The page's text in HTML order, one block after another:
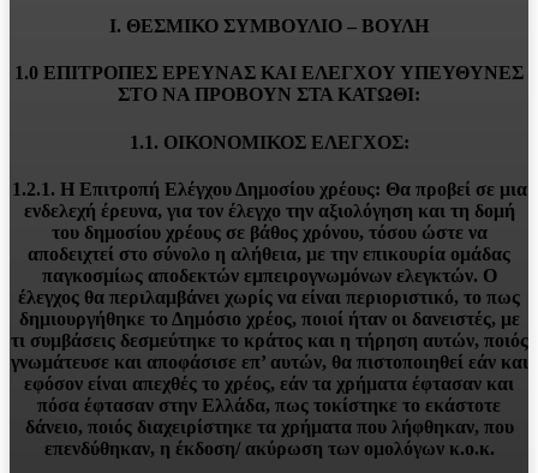
Ι. ΘΕΣΜΙΚΟ ΣΥΜΒΟΥΛΙΟ – ΒΟΥΛΗ
1.0 ΕΠΙΤΡΟΠΕΣ ΕΡΕΥΝΑΣ ΚΑΙ ΕΛΕΓΧΟΥ ΥΠΕΥΘΥΝΕΣ
ΣΤΟ ΝΑ ΠΡΟΒΟΥΝ ΣΤΑ ΚΑΤΩΘΙ:
1.1. ΟΙΚΟΝΟΜΙΚΟΣ ΕΛΕΓΧΟΣ:
1.2.1. Η Επιτροπή Ελέγχου Δημοσίου χρέους: Θα προβεί σε μια
ενδελεχή έρευνα, για τον έλεγχο την αξιολόγηση και τη δομή
του δημοσίου χρέους σε βάθος χρόνου, τόσου ώστε να
αποδειχτεί στο σύνολο η αλήθεια, με την επικουρία ομάδας
παγκοσμίως αποδεκτών εμπειρογνωμόνων ελεγκτών. Ο
έλεγχος θα περιλαμβάνει χωρίς να είναι περιοριστικό, το πως
δημιουργήθηκε το Δημόσιο χρέος, ποιοί ήταν οι δανειστές, με
τι συμβάσεις δεσμεύτηκε το κράτος και η τήρηση αυτών, ποιός
γνωμάτευσε και αποφάσισε επ’ αυτών, θα πιστοποιηθεί εάν και
εφόσον είναι απεχθές το χρέος, εάν τα χρήματα έφτασαν και
πόσα έφτασαν στην Ελλάδα, πως τοκίστηκε το εκάστοτε
δάνειο, ποιός διαχειρίστηκε τα χρήματα που λήφθηκαν, που
επενδύθηκαν, η έκδοση/ ακύρωση των ομολόγων κ.ο.κ.